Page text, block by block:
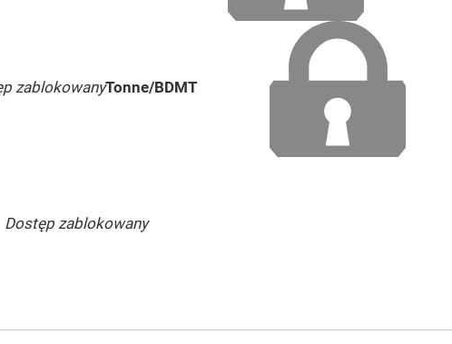
zablokowanyTonne/BDMT
Dostęp zablokowany